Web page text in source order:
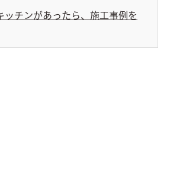
ッチンがあったら、施工事例を